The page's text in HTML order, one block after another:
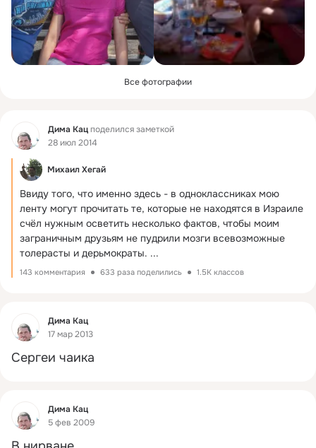
Все фотографии
Дима Кацподелился заметкой
28 июл 2014
Михаил Хегай
Ввиду того, что именно здесь - в одноклассниках мою
ленту могут прочитать те, которые не находятся в Израиле
счёл нужным осветить несколько фактов, чтобы моим
заграничным друзьям не пудрили мозги всевозможные
толерасты и дерьмократы. ...
143 комментария 633 раза поделились 1.5K классов
Дима Кац
17 мар 2013
Сергеи чаика
Дима Кац
5 фев 2009